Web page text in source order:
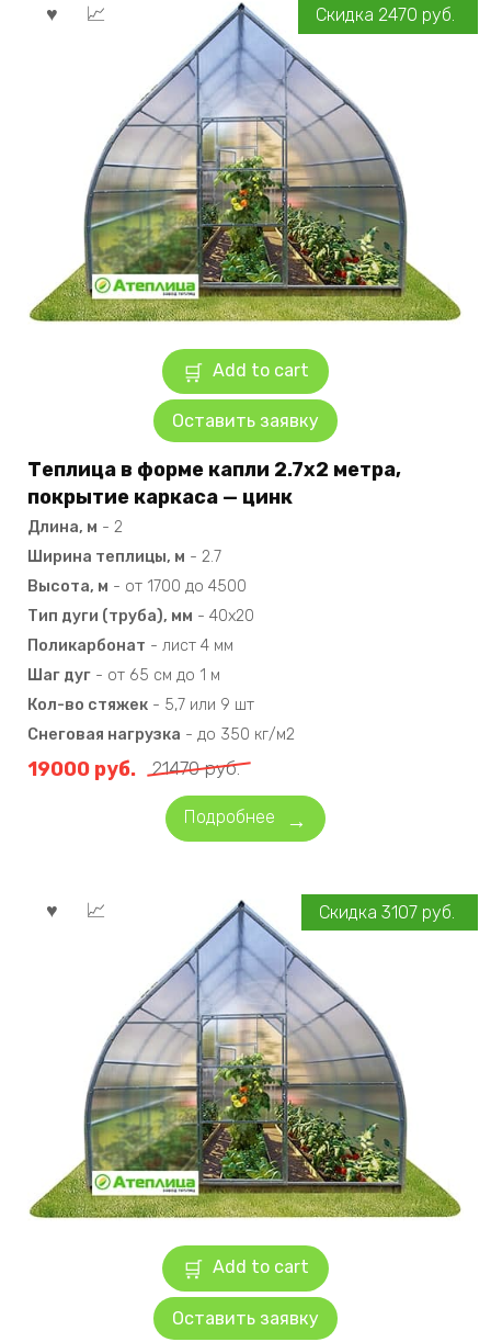
Add to cart
Оставить заявку
Скидка 2470 руб.
Теплица в форме капли 2.7х2 метра,
покрытие каркаса — цинк
Длина, м - 2
Ширина теплицы, м - 2.7
Высота, м - от 1700 до 4500
Тип дуги (труба), мм - 40х20
Поликарбонат - лист 4 мм
Шаг дуг - от 65 см до 1 м
Кол-во стяжек - 5,7 или 9 шт
Снеговая нагрузка - до 350 кг/м2
21470руб.
19000 руб.
Подробнее
Add to cart
Оставить заявку
Скидка 3107 руб.